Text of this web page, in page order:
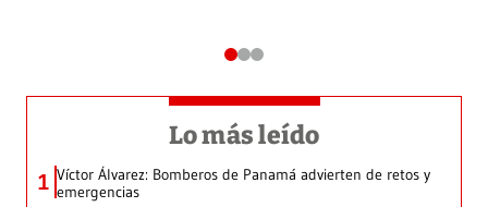
Lo más leído
1 Víctor Álvarez: Bomberos de Panamá advierten de retos y
emergencias